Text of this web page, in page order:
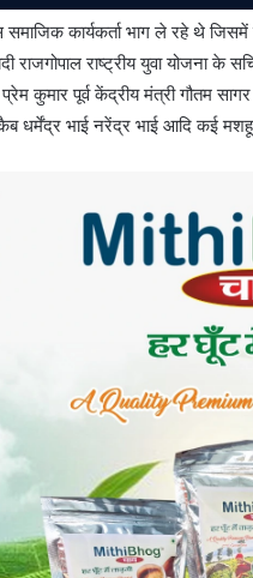
कार्यकर्ता भाग ले रहे थे
राजगोपाल राष्ट्रीय युवा योजना
कुमार पूर्व केंद्रीय मंत्री गौतम
धर्मेंद्र भाई नरेंद्र भाई आदि कई